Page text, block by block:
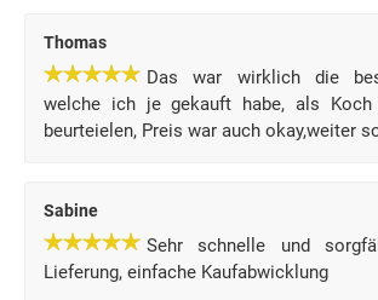
Thomas
Das war wirklich die
welche ich je gekauft habe, als
beurteielen, Preis war auch okay,weiter
Sabine
Sehr schnelle und
Lieferung, einfache Kaufabwicklung